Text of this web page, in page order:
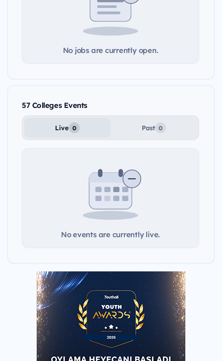
No jobs are currently open.
57 Colleges Events
Live 0 Past 0
No events are currently live.